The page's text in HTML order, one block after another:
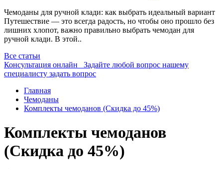
Чемоданы для ручной клади: как выбрать идеальный вариант
Путешествие — это всегда радость, но чтобы оно прошло без
лишних хлопот, важно правильно выбрать чемодан для
ручной клади. В этой..
Все статьи
Консультация онлайн
Задайте любой вопрос нашему
специалисту задать вопрос
Главная
Чемоданы
Комплекты чемоданов (Скидка до 45%)
Комплекты чемоданов
(Скидка до 45%)